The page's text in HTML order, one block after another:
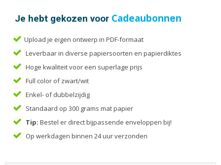
Notitieblokken
Portfolio
Posters
Programmaboekjes
Rapporten/Verslagen
Rouwkaarten
Scripties
Trouwkaarten
Tijdschriften
Je hebt gekozen voor Cadeaubonnen
Upload je eigen ontwerp in PDF-formaat
Leverbaar in diverse papiersoorten en papierdiktes
Hoge kwaliteit voor een superlage prijs
Full color of zwart/wit
Enkel- of dubbelzijdig
Standaard op 300 grams mat papier
Tip: Bestel er direct bijpassende enveloppen bij!
Op werkdagen binnen 24 uur verzonden